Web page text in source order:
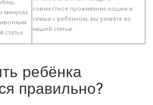
минусах
совместное проживание кошки и
семьи с ребенком, вы узнаете из
нашей статьи.
ребёнка
правильно?